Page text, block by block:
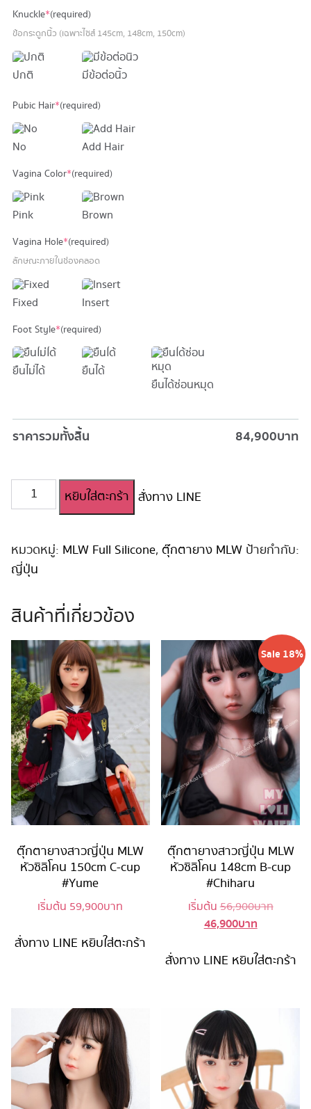
Knuckle*(required)
ข้อกระดูกนิ้ว (เฉพาะไซส์ 145cm, 148cm, 150cm)
ปกติ มีข้อต่อนิ้ว
Pubic Hair*(required)
No Add Hair
Vagina Color*(required)
Pink Brown
Vagina Hole*(required)
ลักษณะภายในช่องคลอด
Fixed Insert
Foot Style*(required)
ยืนไม่ได้
ยืนได้
ยืนได้ซ่อนหมุด
ราคารวมทั้งสิ้น 84,900บาท
จำนวน
ตุ๊กตา
ญี่ปุ่น
MLW
Full
160cm
Cup
#Betty
Copy
ชิ้น
หยิบใส่ตะกร้า สั่งทาง LINE
หมวดหมู่: MLW Full Silicone, ตุ๊กตายาง MLW ป้ายกำกับ:
ญี่ปุ่น
สินค้าที่เกี่ยวข้อง
ตุ๊กตายางสาวญี่ปุ่น MLW
หัวซิลิโคน 150cm C-cup
#Yume
เริ่มต้น 59,900บาท
สั่งทาง LINE หยิบใส่ตะกร้า
Sale 18%
ตุ๊กตายางสาวญี่ปุ่น MLW
หัวซิลิโคน 148cm B-cup
#Chiharu
เริ่มต้น56,900บาทOriginal
56,900
46,900บาทCurrent
is:
สั่งทาง LINE หยิบใส่ตะกร้า